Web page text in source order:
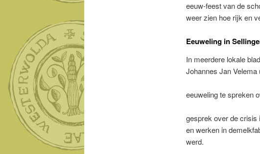
eeuw-feest van de
weer zien hoe rijk en
Eeuweling in
In meerdere lokale
Johannes Jan Velema
eeuweling te spreken
gesprek over de crisis
en werken in
werd.